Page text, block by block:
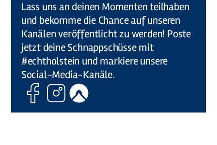
Lass uns an deinen Momenten teilhaben
und bekomme die Chance auf unseren
Kanälen veröffentlicht zu werden! Poste
jetzt deine Schnappschüsse mit
#echtholstein und markiere unsere
Social-Media-Kanäle.
FacebookInstagram
Komoot